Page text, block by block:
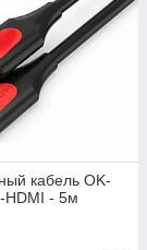
кабель OK-
HDMI - 5м